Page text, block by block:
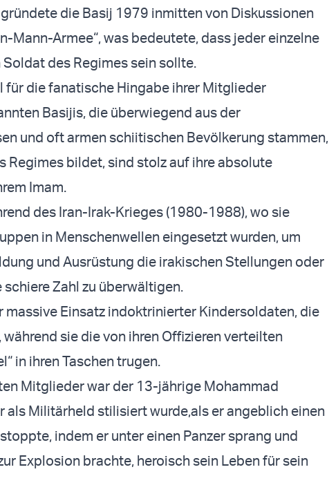
die Basij 1979 inmitten von Diskussionen
Mann-Armee“, was bedeutete, dass jeder einzelne
des Regimes sein sollte.
für die fanatische Hingabe ihrer Mitglieder
Basijis, die überwiegend aus der
und oft armen schiitischen Bevölkerung stammen,
Regimes bildet, sind stolz auf ihre absolute
Imam.
des Iran-Irak-Krieges (1980-1988), wo sie
in Menschenwellen eingesetzt wurden, um
und Ausrüstung die irakischen Stellungen oder
Zahl zu überwältigen.
massive Einsatz indoktrinierter Kindersoldaten, die
während sie die von ihren Offizieren verteilten
in ihren Taschen trugen.
Mitglieder war der 13-jährige Mohammad
als Militärheld stilisiert wurde,als er angeblich einen
indem er unter einen Panzer sprang und
Explosion brachte, heroisch sein Leben für sein